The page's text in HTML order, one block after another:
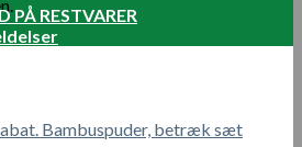
PÅ RESTVARER
Bambuspuder, betræk sæt